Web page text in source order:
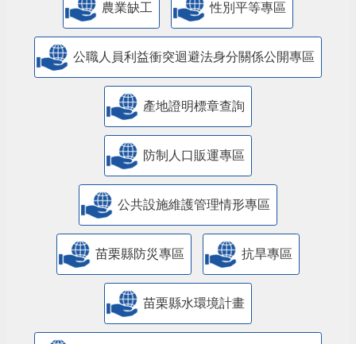
農業缺工 性別平等專區
公職人員利益衝突迴避法身分關係公開專區
產地證明標章查詢
防制人口販運專區
​公共設施維護管理情形專區
苗栗縣防災專區 抗旱專區
苗栗縣水環境計畫